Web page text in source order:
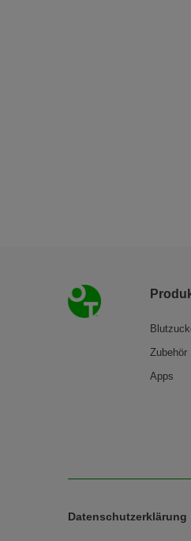
Footer
Zubehör
Apps
Legal
Datenschutzerklärung